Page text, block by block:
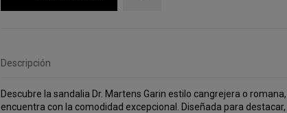
Descripción
Descubre la sandalia Dr. Martens Garin estilo cangrejera o
encuentra con la comodidad excepcional. Diseñada para